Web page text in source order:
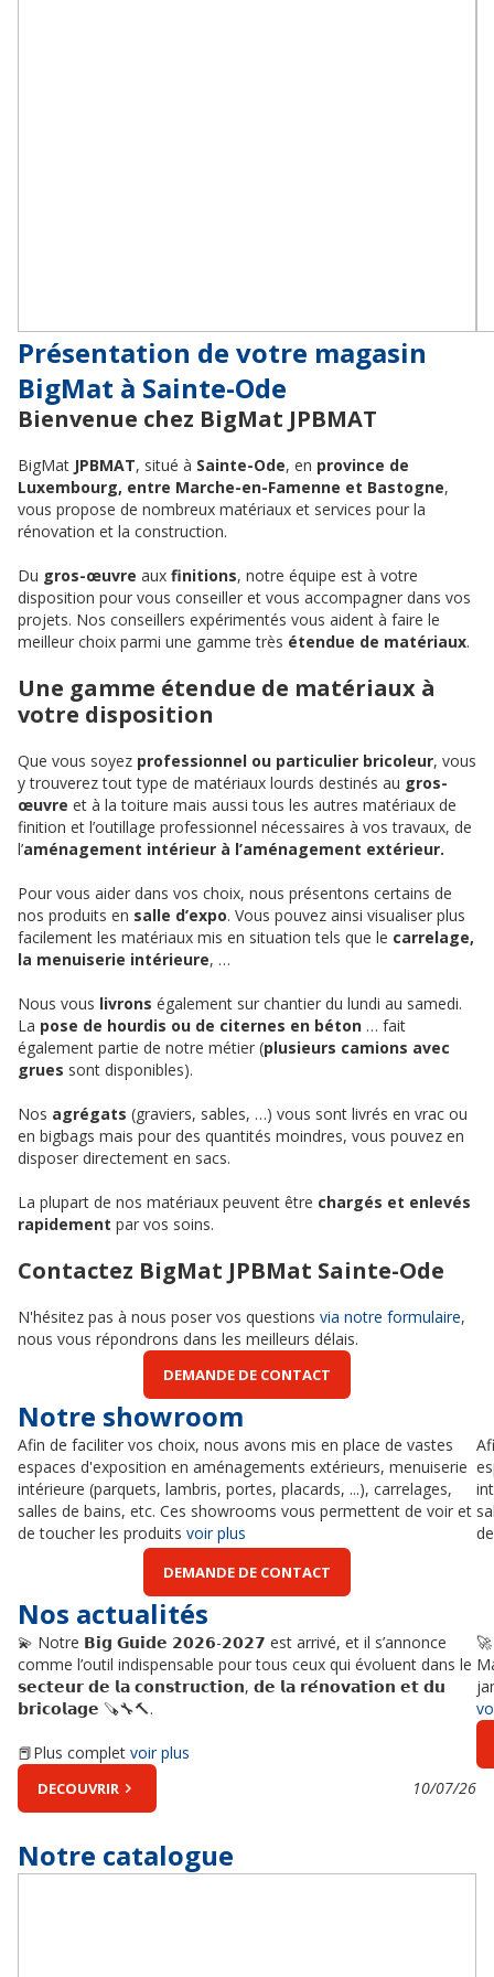
Présentation de votre magasin
BigMat à Sainte-Ode
Bienvenue chez BigMat JPBMAT
BigMat JPBMAT, situé à Sainte-Ode, en province de
Luxembourg, entre Marche-en-Famenne et Bastogne,
vous propose de nombreux matériaux et services pour la
rénovation et la construction.
Du gros-œuvre aux finitions, notre équipe est à votre
disposition pour vous conseiller et vous accompagner dans vos
projets. Nos conseillers expérimentés vous aident à faire le
meilleur choix parmi une gamme très étendue de matériaux.
Une gamme étendue de matériaux à
votre disposition
Que vous soyez professionnel ou particulier bricoleur, vous
y trouverez tout type de matériaux lourds destinés au gros-
œuvre et à la toiture mais aussi tous les autres matériaux de
finition et l’outillage professionnel nécessaires à vos travaux, de
l’aménagement intérieur à l’aménagement extérieur.
Pour vous aider dans vos choix, nous présentons certains de
nos produits en salle d’expo. Vous pouvez ainsi visualiser plus
facilement les matériaux mis en situation tels que le carrelage,
la menuiserie intérieure, …
Nous vous livrons également sur chantier du lundi au samedi.
La pose de hourdis ou de citernes en béton … fait
également partie de notre métier (plusieurs camions avec
grues sont disponibles).
Nos agrégats (graviers, sables, …) vous sont livrés en vrac ou
en bigbags mais pour des quantités moindres, vous pouvez en
disposer directement en sacs.
La plupart de nos matériaux peuvent être chargés et enlevés
rapidement par vos soins.
Contactez BigMat JPBMat Sainte-Ode
N'hésitez pas à nous poser vos questions via notre formulaire,
nous vous répondrons dans les meilleurs délais.
DEMANDE DE CONTACT
Notre showroom
Afin de faciliter vos choix, nous avons mis en place de vastes
espaces d'exposition en aménagements extérieurs, menuiserie
intérieure (parquets, lambris, portes, placards, ...), carrelages,
salles de bains, etc. Ces showrooms vous permettent de voir et
de toucher les produits voir plus
DEMANDE DE CONTACT
Nos actualités
💫 Notre 𝗕𝗶𝗴 𝗚𝘂𝗶𝗱𝗲 𝟮𝟬𝟮𝟲-𝟮𝟬𝟮𝟳 est arrivé, et il s’annonce
comme l’outil indispensable pour tous ceux qui évoluent dans le
𝘀𝗲𝗰𝘁𝗲𝘂𝗿 𝗱𝗲 𝗹𝗮 𝗰𝗼𝗻𝘀𝘁𝗿𝘂𝗰𝘁𝗶𝗼𝗻, 𝗱𝗲 𝗹𝗮 𝗿𝗲́𝗻𝗼𝘃𝗮𝘁𝗶𝗼𝗻 𝗲𝘁 𝗱𝘂
𝗯𝗿𝗶𝗰𝗼𝗹𝗮𝗴𝗲 🪚🔧🔨.
📕Plus complet voir plus
DECOUVRIR 10/07/26
Notre catalogue